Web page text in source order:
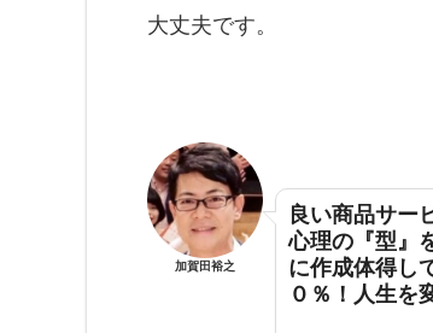
大丈夫です。
加賀田裕之
良い商品サー
心理の『型』
に作成体得し
０％！人生を